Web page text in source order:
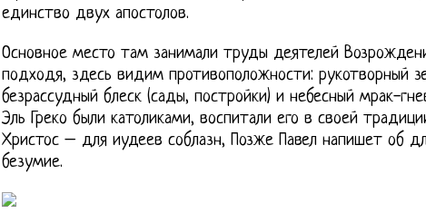
единство двух апостолов.
Основное место там занимали труды деятелей
подходя, здесь видим противоположности: рукотворный
безрассудный блеск (сады, постройки) и небесный мрак-
Эль Греко были католиками, воспитали его в своей
Христос – для иудеев соблазн, Позже Павел напишет об
безумие.